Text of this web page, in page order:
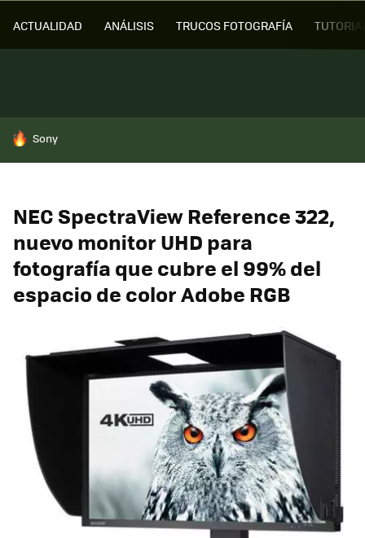
ACTUALIDAD ANÁLISIS TRUCOS FOTOGRAFÍA
HOY SE HABLA DE
Sony
NEC SpectraView Reference 322,
nuevo monitor UHD para
fotografía que cubre el 99% del
espacio de color Adobe RGB